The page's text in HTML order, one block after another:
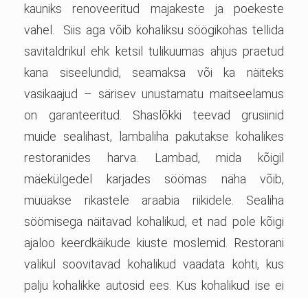
kauniks renoveeritud majakeste ja poekeste
vahel. Siis aga võib kohaliksu söögikohas tellida
savitaldrikul ehk ketsil tulikuumas ahjus praetud
kana siseelundid, seamaksa või ka näiteks
vasikaajud – särisev unustamatu maitseelamus
on garanteeritud. Shaslõkki teevad grusiinid
muide sealihast, lambaliha pakutakse kohalikes
restoranides harva. Lambad, mida kõigil
mäekülgedel karjades söömas näha võib,
müüakse rikastele araabia riikidele. Sealiha
söömisega näitavad kohalikud, et nad pole kõigi
ajaloo keerdkäikude kiuste moslemid. Restorani
valikul soovitavad kohalikud vaadata kohti, kus
palju kohalikke autosid ees. Kus kohalikud ise ei